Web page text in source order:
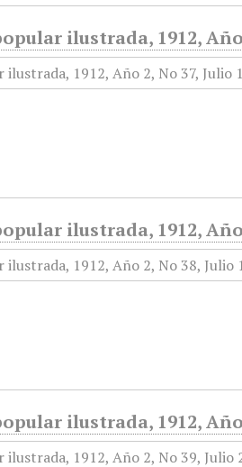
ilustrada, 1912, Año
ilustrada, 1912, Año
ilustrada, 1912, Año